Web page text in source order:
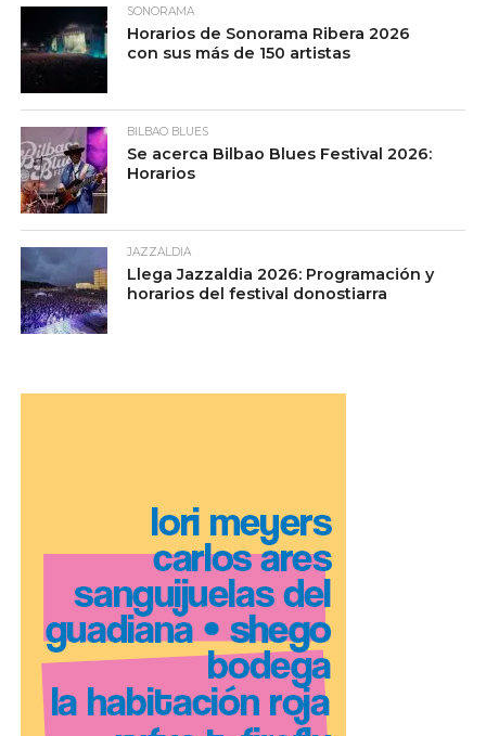
SONORAMA
Horarios de Sonorama Ribera 2026
con sus más de 150 artistas
BILBAO BLUES
Se acerca Bilbao Blues Festival 2026:
Horarios
JAZZALDIA
Llega Jazzaldia 2026: Programación y
horarios del festival donostiarra